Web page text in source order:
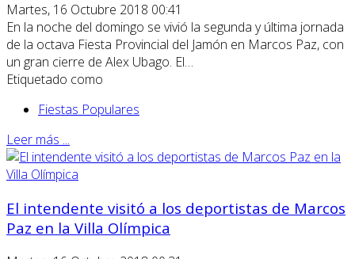
Martes, 16 Octubre 2018 00:41
En la noche del domingo se vivió la segunda y última jornada
de la octava Fiesta Provincial del Jamón en Marcos Paz, con
un gran cierre de Alex Ubago. El…
Etiquetado como
Fiestas Populares
Leer más ...
El intendente visitó a los deportistas de Marcos
Paz en la Villa Olímpica